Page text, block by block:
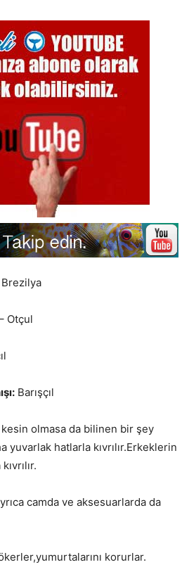
Brezilya
Otçul
Barışçıl
kesin olmasa da bilinen bir şey
yuvarlak hatlarla kıvrılır.Erkeklerin
camda ve aksesuarlarda da
korurlar.